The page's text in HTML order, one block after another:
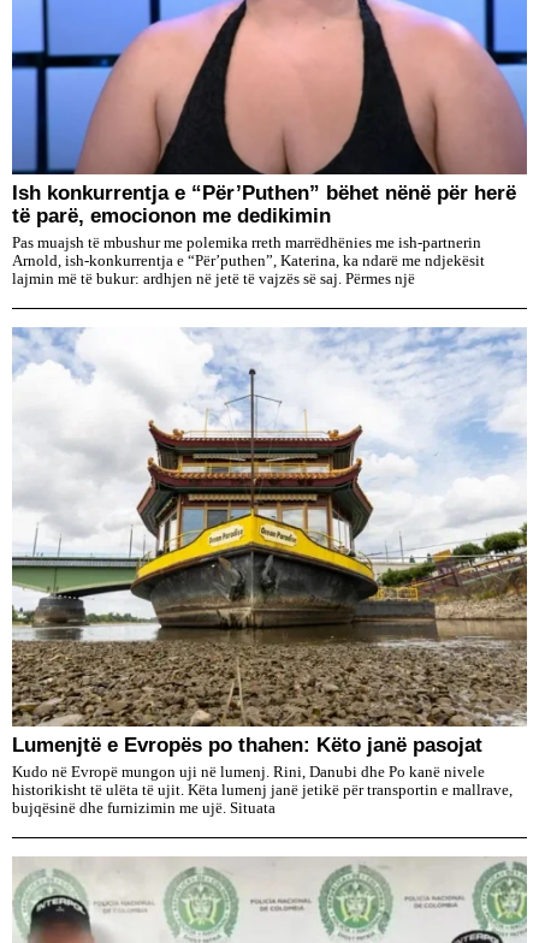
Ish konkurrentja e “Për’Puthen” bëhet nënë për herë
të parë, emocionon me dedikimin
Pas muajsh të mbushur me polemika rreth marrëdhënies me ish-partnerin
Arnold, ish-konkurrentja e “Për’puthen”, Katerina, ka ndarë me ndjekësit
lajmin më të bukur: ardhjen në jetë të vajzës së saj. Përmes një
Lumenjtë e Evropës po thahen: Këto janë pasojat
Kudo në Evropë mungon uji në lumenj. Rini, Danubi dhe Po kanë nivele
historikisht të ulëta të ujit. Këta lumenj janë jetikë për transportin e mallrave,
bujqësinë dhe furnizimin me ujë. Situata